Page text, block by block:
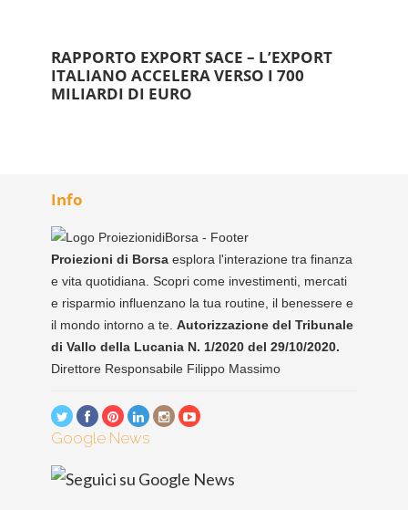
RAPPORTO EXPORT SACE – L’EXPORT
ITALIANO ACCELERA VERSO I 700
MILIARDI DI EURO
Info
Proiezioni di Borsa esplora l'interazione tra finanza
e vita quotidiana. Scopri come investimenti, mercati
e risparmio influenzano la tua routine, il benessere e
il mondo intorno a te. Autorizzazione del Tribunale
di Vallo della Lucania N. 1/2020 del 29/10/2020.
Direttore Responsabile Filippo Massimo
Google News